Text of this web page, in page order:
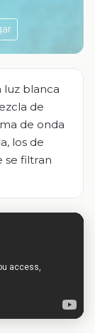
luz blanca
de
de onda
los de
se filtran